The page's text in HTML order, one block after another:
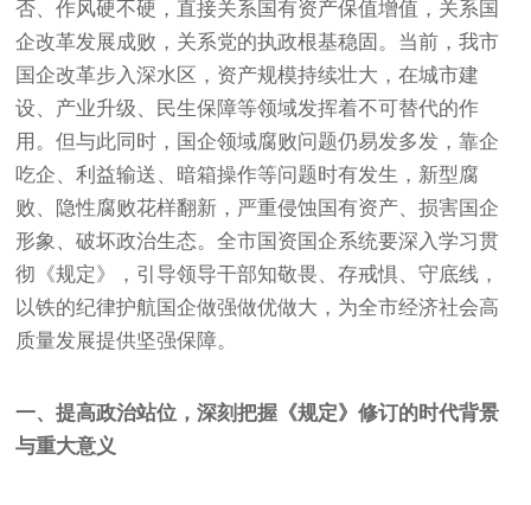
否、作风硬不硬，直接关系国有资产保值增值，关系国
企改革发展成败，关系党的执政根基稳固。当前，我市
国企改革步入深水区，资产规模持续壮大，在城市建
设、产业升级、民生保障等领域发挥着不可替代的作
用。但与此同时，国企领域腐败问题仍易发多发，靠企
吃企、利益输送、暗箱操作等问题时有发生，新型腐
败、隐性腐败花样翻新，严重侵蚀国有资产、损害国企
形象、破坏政治生态。全市国资国企系统要深入学习贯
彻《规定》，引导领导干部知敬畏、存戒惧、守底线，
以铁的纪律护航国企做强做优做大，为全市经济社会高
质量发展提供坚强保障。
一、提高政治站位，深刻把握《规定》修订的时代背景
与重大意义